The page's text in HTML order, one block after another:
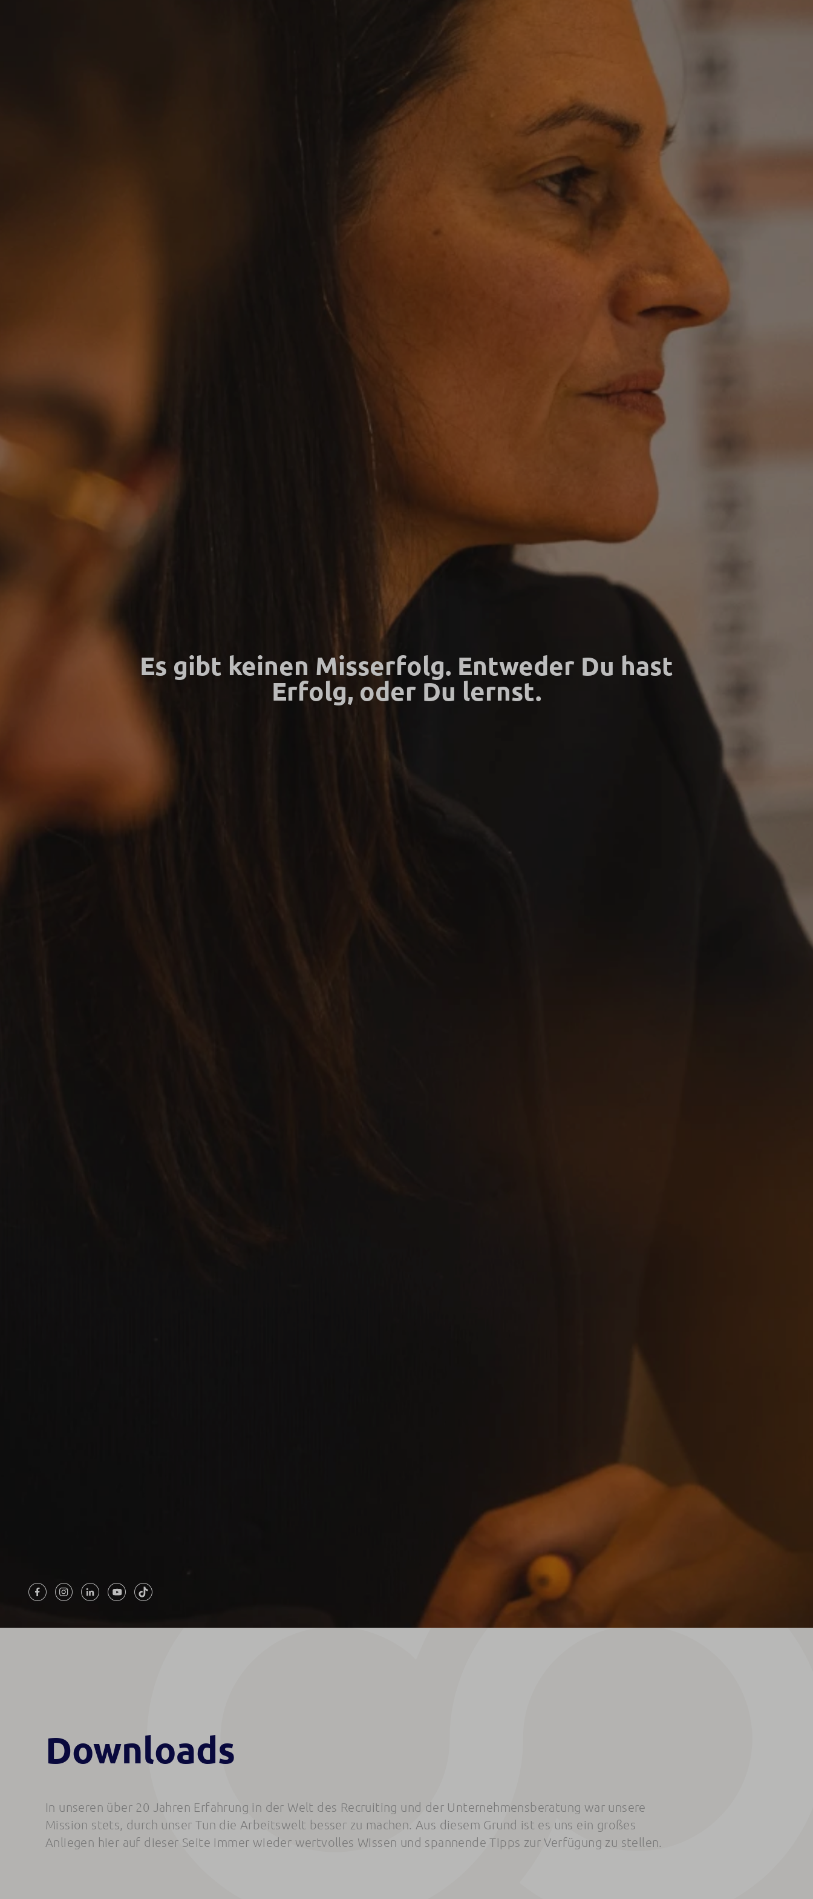
Es gibt keinen Misserfolg. Entweder Du hast
Erfolg, oder Du lernst.
Downloads
In unseren über 20 Jahren Erfahrung in der Welt des Recruiting und der Unternehmensberatung war unsere
Mission stets, durch unser Tun die Arbeitswelt besser zu machen. Aus diesem Grund ist es uns ein großes
Anliegen hier auf dieser Seite immer wieder wertvolles Wissen und spannende Tipps zur Verfügung zu stellen.